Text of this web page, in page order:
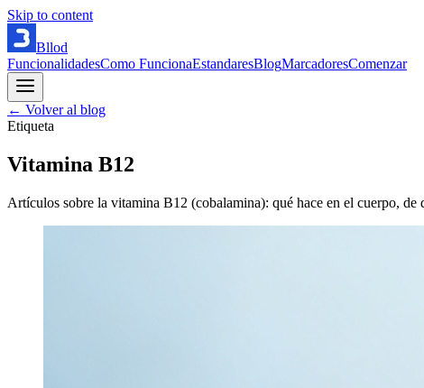
Skip to content
Bllod
FuncionalidadesComo FuncionaEstandaresBlogMarcadoresComenzar
← Volver al blog
Etiqueta
Vitamina B12
Artículos sobre la vitamina B12 (cobalamina): qué hace en el cuerpo,